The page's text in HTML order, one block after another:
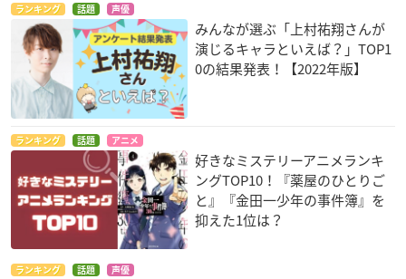
ランキング 話題 声優
みんなが選ぶ「上村祐翔さんが
演じるキャラといえば？」TOP1
0の結果発表！【2022年版】
ランキング 話題 アニメ
好きなミステリーアニメランキ
ングTOP10！『薬屋のひとりご
と』『金田一少年の事件簿』を
抑えた1位は？
ランキング 話題 声優